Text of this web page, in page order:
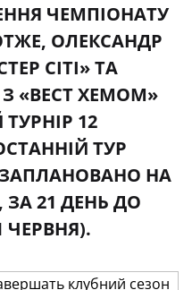
ЧЕМПІОНАТУ
ОЛЕКСАНДР
СІТІ» ТА
«ВЕСТ ХЕМОМ»
12
ТУР
ЗАПЛАНОВАНО НА
ЗА 21 ДЕНЬ ДО
ЧЕРВНЯ).